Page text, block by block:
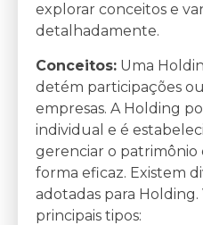
explorar conceitos e
detalhadamente.
Conceitos: Uma
detém participações
empresas. A Holding
individual e é
gerenciar o patrimônio
forma eficaz. Existem
adotadas para Holding.
principais tipos: